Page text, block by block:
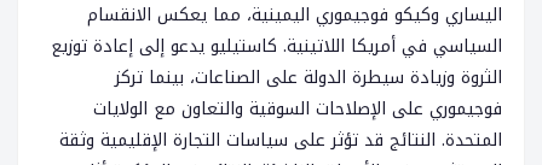
اليساري وكيكو فوجيموري اليمينية، مما يعكس الانقسام
السياسي في أمريكا اللاتينية. كاستيليو يدعو إلى إعادة توزيع
الثروة وزيادة سيطرة الدولة على الصناعات، بينما تركز
فوجيموري على الإصلاحات السوقية والتعاون مع الولايات
المتحدة. النتائج قد تؤثر على سياسات التجارة الإقليمية وثقة